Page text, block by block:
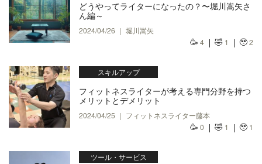
どうやってライターになったの？〜堀川嵩矢さ
ん編～
2024/04/26 ｜ 堀川嵩矢
🥳 4 🤣 1 🥹2
スキルアップ
フィットネスライターが考える専門分野を持つ
メリットとデメリット
2024/04/25 ｜ フィットネスライター藤本
🥳 0 🤣 1 🥹 1
ツール・サービス